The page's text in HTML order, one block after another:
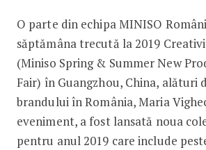
O parte din echipa MINISO
săptămâna trecută la 2019
(Miniso Spring & Summer New
Fair) în Guangzhou, China, alături
brandului în România, Maria
eveniment, a fost lansată noua
pentru anul 2019 care include